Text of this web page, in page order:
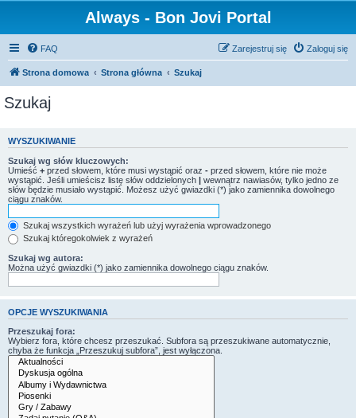
Always - Bon Jovi Portal
FAQ Zaloguj się
Zarejestruj się
Strona domowa Strona główna Szukaj
Szukaj
WYSZUKIWANIE
Szukaj wg słów kluczowych:
Umieść + przed słowem, które musi wystąpić oraz - przed słowem, które nie może
wystąpić. Jeśli umieścisz listę słów oddzielonych | wewnątrz nawiasów, tylko jedno ze
słów będzie musiało wystąpić. Możesz użyć gwiazdki (*) jako zamiennika dowolnego
ciągu znaków.
Szukaj wszystkich wyrażeń lub użyj wyrażenia wprowadzonego
Szukaj któregokolwiek z wyrażeń
Szukaj wg autora:
Można użyć gwiazdki (*) jako zamiennika dowolnego ciągu znaków.
OPCJE WYSZUKIWANIA
Przeszukaj fora:
Wybierz fora, które chcesz przeszukać. Subfora są przeszukiwane automatycznie,
chyba że funkcja „Przeszukuj subfora”, jest wyłączona.